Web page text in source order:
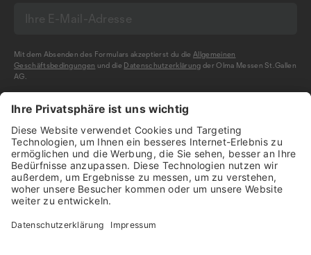
Mit dem Absenden des Formulars akzeptierst du dieAllgemeinen
Geschäftsbedingungen und die Datenschutzerklärung der Olma Messen St.Gallen
AG.
NEWSLETTER BESTELLEN